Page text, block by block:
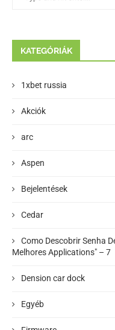
KATEGÓRIÁK
1xbet russia
Akciók
arc
Aspen
Bejelentések
Cedar
Como Descobrir Senha
Melhores Applications" – 7
Dension car dock
Egyéb